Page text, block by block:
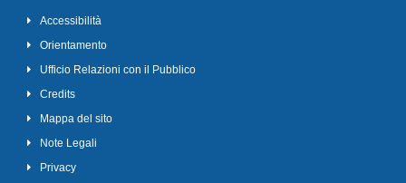
Accessibilità
Orientamento
Ufficio Relazioni con il Pubblico
Credits
Mappa del sito
Note Legali
Privacy